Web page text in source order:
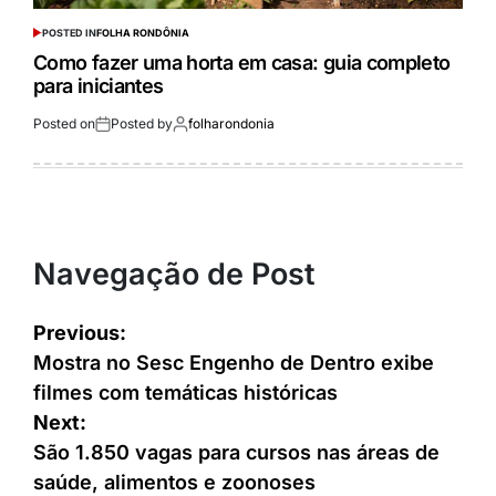
POSTED INFOLHA RONDÔNIA
Como fazer uma horta em casa: guia completo
para iniciantes
Posted on Posted by folharondonia
Navegação de Post
Previous:
Mostra no Sesc Engenho de Dentro exibe
filmes com temáticas históricas
Next:
São 1.850 vagas para cursos nas áreas de
saúde, alimentos e zoonoses